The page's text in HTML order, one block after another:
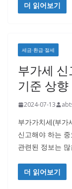
더 읽어보기
세금·환급·절세
부가세
기준 상향
2024-07-13
부가가치세(부가
신고해야 하는
관련된 정보는
더 읽어보기